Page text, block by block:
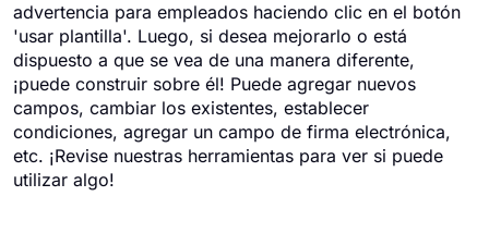
advertencia para empleados haciendo clic en el botón
'usar plantilla'. Luego, si desea mejorarlo o está
dispuesto a que se vea de una manera diferente,
¡puede construir sobre él! Puede agregar nuevos
campos, cambiar los existentes, establecer
condiciones, agregar un campo de firma electrónica,
etc. ¡Revise nuestras herramientas para ver si puede
utilizar algo!